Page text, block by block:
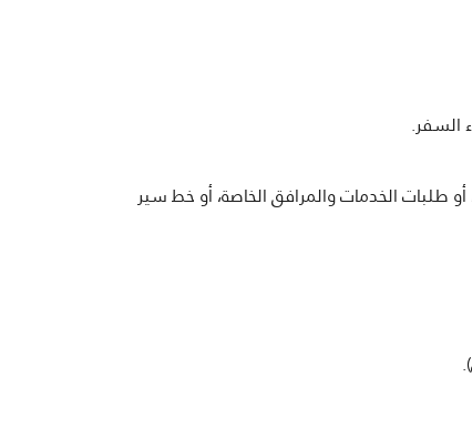
السفر.
طلبات الخدمات والمرافق الخاصة، أو خط سير